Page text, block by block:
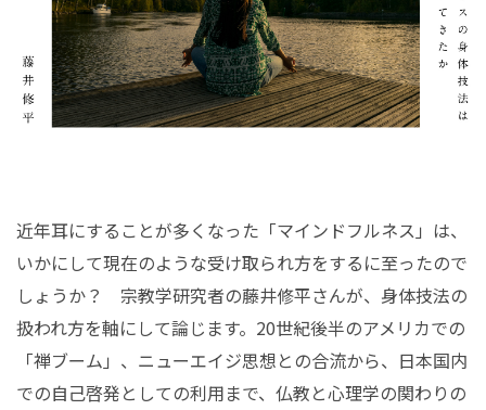
近年耳にすることが多くなった「マインドフルネス」は、
いかにして現在のような受け取られ方をするに至ったので
しょうか？ 宗教学研究者の藤井修平さんが、身体技法の
扱われ方を軸にして論じます。20世紀後半のアメリカでの
「禅ブーム」、ニューエイジ思想との合流から、日本国内
での自己啓発としての利用まで、仏教と心理学の関わりの